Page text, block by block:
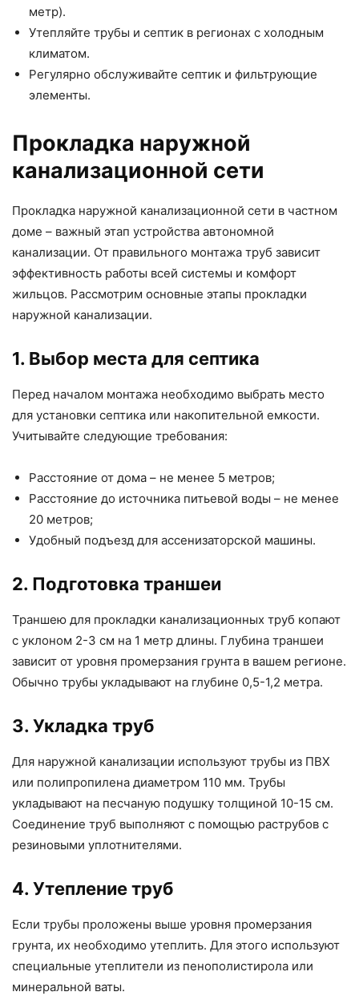
метр).
Утепляйте трубы и септик в регионах с холодным
климатом.
Регулярно обслуживайте септик и фильтрующие
элементы.
Прокладка наружной
канализационной сети
Прокладка наружной канализационной сети в частном
доме – важный этап устройства автономной
канализации. От правильного монтажа труб зависит
эффективность работы всей системы и комфорт
жильцов. Рассмотрим основные этапы прокладки
наружной канализации.
1. Выбор места для септика
Перед началом монтажа необходимо выбрать место
для установки септика или накопительной емкости.
Учитывайте следующие требования:
Расстояние от дома – не менее 5 метров;
Расстояние до источника питьевой воды – не менее
20 метров;
Удобный подъезд для ассенизаторской машины.
2. Подготовка траншеи
Траншею для прокладки канализационных труб копают
с уклоном 2-3 см на 1 метр длины. Глубина траншеи
зависит от уровня промерзания грунта в вашем регионе.
Обычно трубы укладывают на глубине 0,5-1,2 метра.
3. Укладка труб
Для наружной канализации используют трубы из ПВХ
или полипропилена диаметром 110 мм. Трубы
укладывают на песчаную подушку толщиной 10-15 см.
Соединение труб выполняют с помощью раструбов с
резиновыми уплотнителями.
4. Утепление труб
Если трубы проложены выше уровня промерзания
грунта, их необходимо утеплить. Для этого используют
специальные утеплители из пенополистирола или
минеральной ваты.